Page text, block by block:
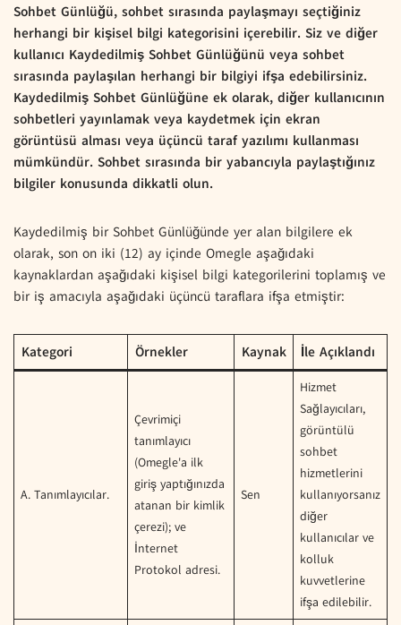
Sohbet Günlüğü, sohbet sırasında paylaşmayı seçtiğiniz
herhangi bir kişisel bilgi kategorisini içerebilir. Siz ve diğer
kullanıcı Kaydedilmiş Sohbet Günlüğünü veya sohbet
sırasında paylaşılan herhangi bir bilgiyi ifşa edebilirsiniz.
Kaydedilmiş Sohbet Günlüğüne ek olarak, diğer kullanıcının
sohbetleri yayınlamak veya kaydetmek için ekran
görüntüsü alması veya üçüncü taraf yazılımı kullanması
mümkündür. Sohbet sırasında bir yabancıyla paylaştığınız
bilgiler konusunda dikkatli olun.
Kaydedilmiş bir Sohbet Günlüğünde yer alan bilgilere ek
olarak, son on iki (12) ay içinde Omegle aşağıdaki
kaynaklardan aşağıdaki kişisel bilgi kategorilerini toplamış ve
bir iş amacıyla aşağıdaki üçüncü taraflara ifşa etmiştir:
Kategori Örnekler Kaynak İle Açıklandı
A. Tanımlayıcılar.
Çevrimiçi
tanımlayıcı
(Omegle'a ilk
giriş yaptığınızda
atanan bir kimlik
çerezi); ve
İnternet
Protokol adresi.
Sen
Hizmet
Sağlayıcıları,
görüntülü
sohbet
hizmetlerini
kullanıyorsanız
diğer
kullanıcılar ve
kolluk
kuvvetlerine
ifşa edilebilir.